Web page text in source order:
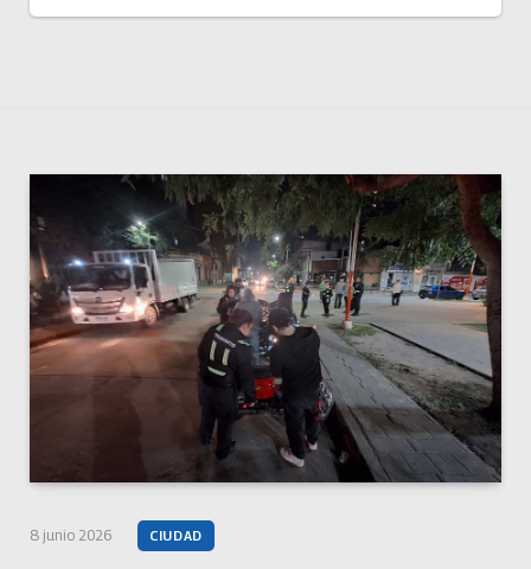
8 junio 2026 CIUDAD